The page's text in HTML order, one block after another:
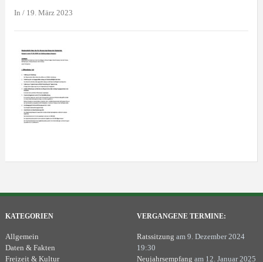
In / 19. März 2023
KATEGORIEN
Allgemein
Daten & Fakten
Freizeit & Kultur
VERGANGENE TERMINE:
Ratssitzung am 9. Dezember 2024
19:30
Neujahrsempfang am 12. Januar 2025